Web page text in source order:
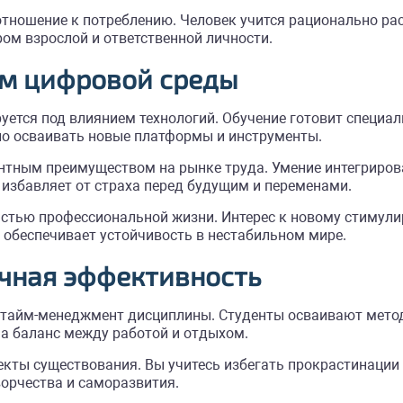
к потреблению. Человек учится рационально
взрослой и ответственной личности.
цифровой среды
под влиянием технологий. Обучение готовит
осваивать новые платформы и инструменты.
преимуществом на рынке труда. Умение
от страха перед будущим и переменами.
профессиональной жизни. Интерес к новому
устойчивость в нестабильном мире.
эффективность
менеджмент дисциплины. Студенты осваивают
баланс между работой и отдыхом.
существования. Вы учитесь избегать
и саморазвития.